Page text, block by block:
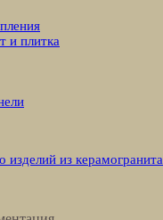
и плитка
изделий из керамогранита